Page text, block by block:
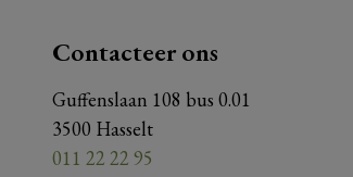
Contacteer ons
Guffenslaan 108 bus 0.01
3500 Hasselt
011 22 22 95